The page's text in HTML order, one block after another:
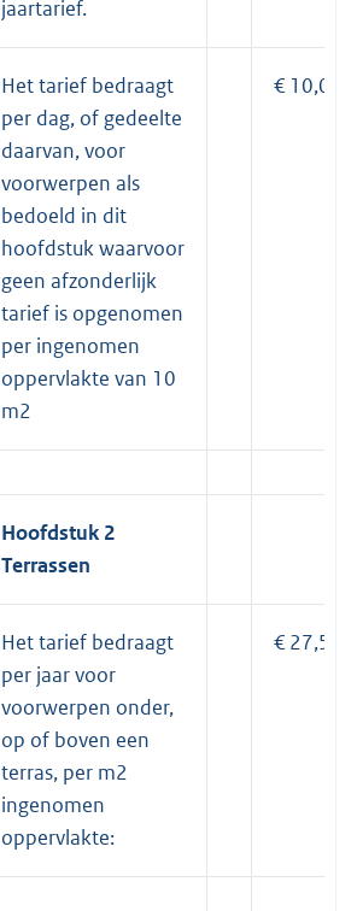
jaartarief.
Het tarief bedraagt
per dag, of gedeelte
daarvan, voor
voorwerpen als
bedoeld in dit
hoofdstuk waarvoor
geen afzonderlijk
tarief is opgenomen
per ingenomen
oppervlakte van 10
m2
€ 10,00
Hoofdstuk 2
Terrassen
Het tarief bedraagt
per jaar voor
voorwerpen onder,
op of boven een
terras, per m2
ingenomen
oppervlakte:
€ 27,50